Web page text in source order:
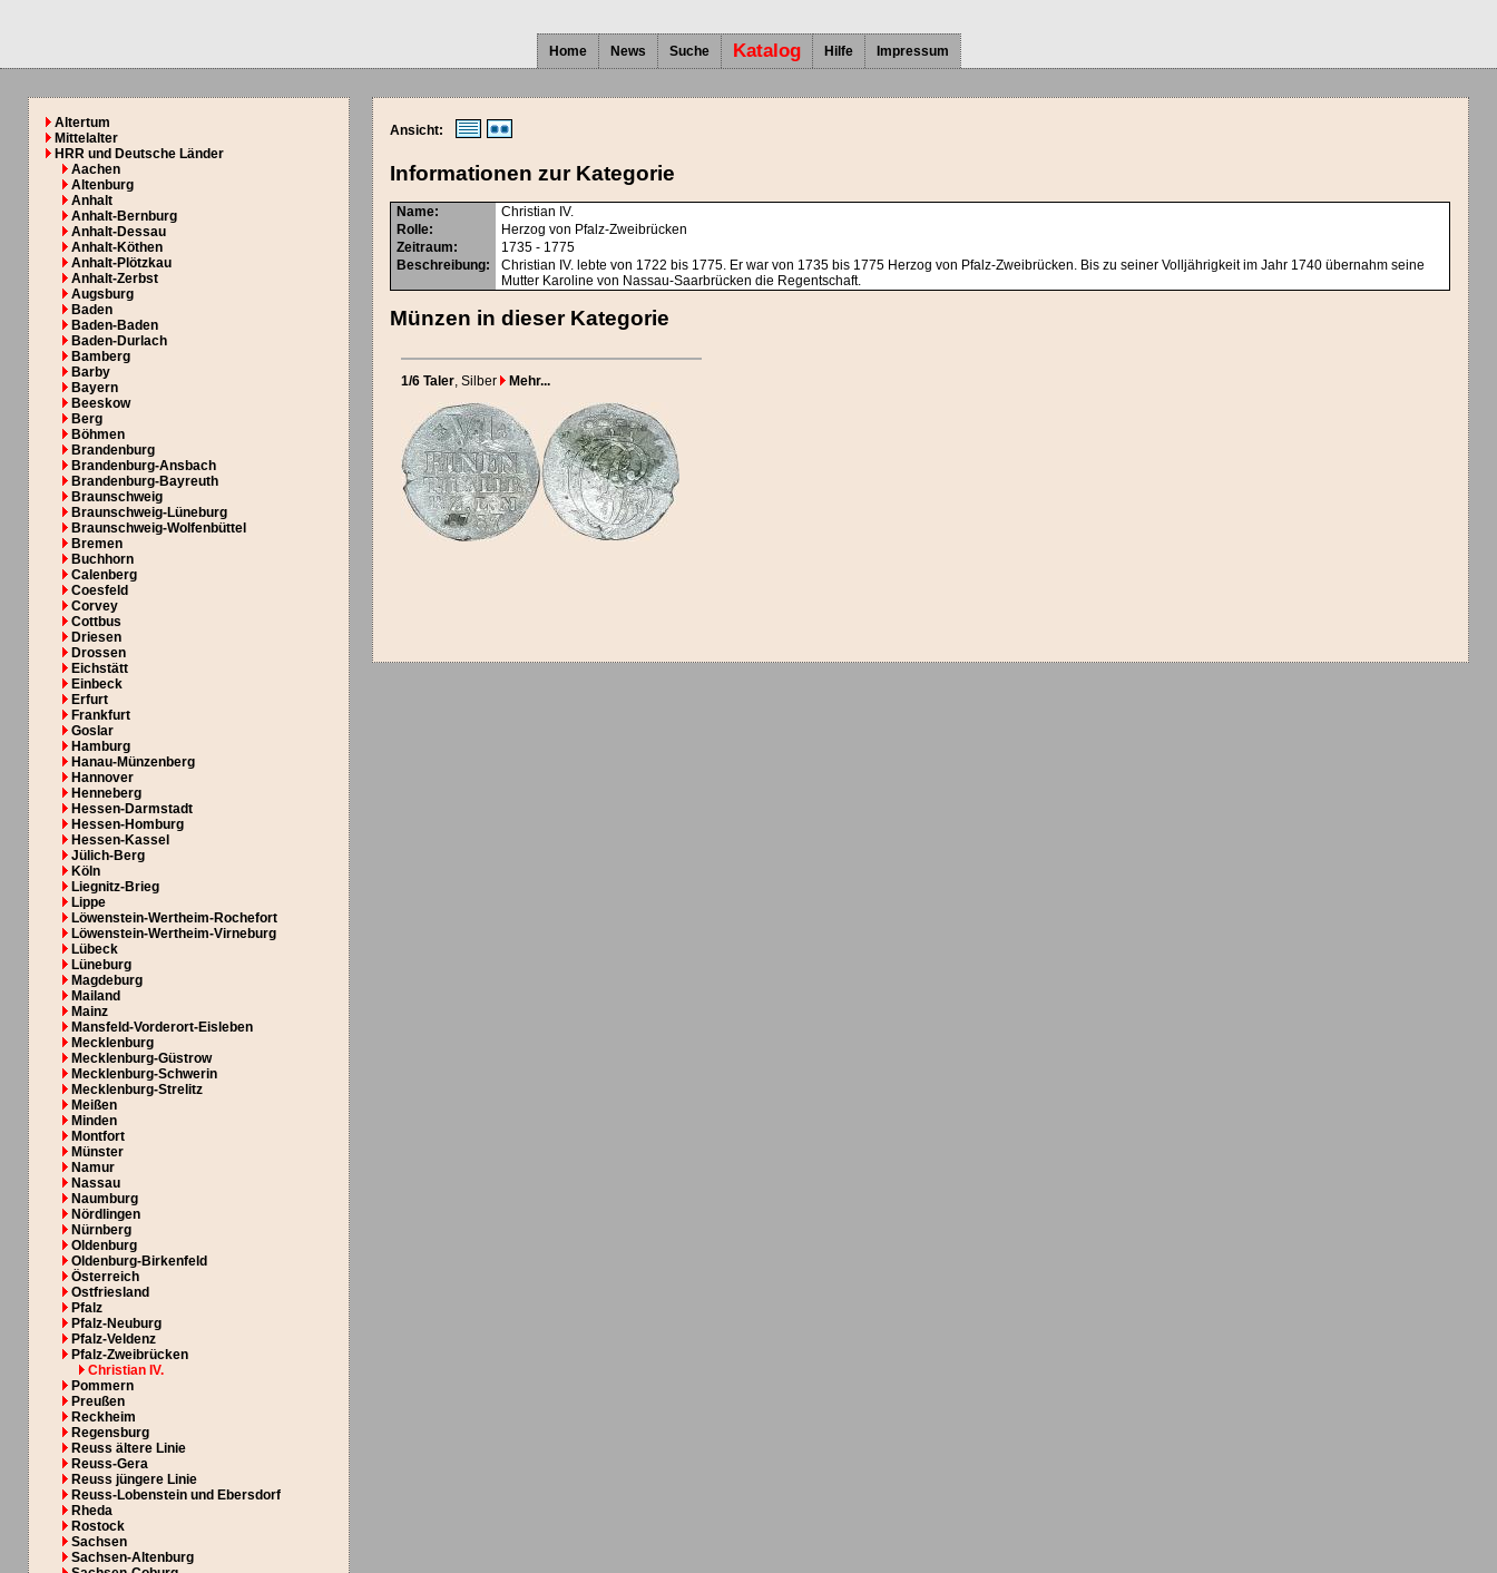
Home News Suche Katalog Hilfe Impressum
Altertum
Mittelalter
HRR und Deutsche Länder
Aachen
Altenburg
Anhalt
Anhalt-Bernburg
Anhalt-Dessau
Anhalt-Köthen
Anhalt-Plötzkau
Anhalt-Zerbst
Augsburg
Baden
Baden-Baden
Baden-Durlach
Bamberg
Barby
Bayern
Beeskow
Berg
Böhmen
Brandenburg
Brandenburg-Ansbach
Brandenburg-Bayreuth
Braunschweig
Braunschweig-Lüneburg
Braunschweig-Wolfenbüttel
Bremen
Buchhorn
Calenberg
Coesfeld
Corvey
Cottbus
Driesen
Drossen
Eichstätt
Einbeck
Erfurt
Frankfurt
Goslar
Hamburg
Hanau-Münzenberg
Hannover
Henneberg
Hessen-Darmstadt
Hessen-Homburg
Hessen-Kassel
Jülich-Berg
Köln
Liegnitz-Brieg
Lippe
Löwenstein-Wertheim-Rochefort
Löwenstein-Wertheim-Virneburg
Lübeck
Lüneburg
Magdeburg
Mailand
Mainz
Mansfeld-Vorderort-Eisleben
Mecklenburg
Mecklenburg-Güstrow
Mecklenburg-Schwerin
Mecklenburg-Strelitz
Meißen
Minden
Montfort
Münster
Namur
Nassau
Naumburg
Nördlingen
Nürnberg
Oldenburg
Oldenburg-Birkenfeld
Österreich
Ostfriesland
Pfalz
Pfalz-Neuburg
Pfalz-Veldenz
Pfalz-Zweibrücken
Christian IV.
Pommern
Preußen
Reckheim
Regensburg
Reuss ältere Linie
Reuss-Gera
Reuss jüngere Linie
Reuss-Lobenstein und Ebersdorf
Rheda
Rostock
Sachsen
Sachsen-Altenburg
Ansicht:
Informationen zur Kategorie
Name:
Christian IV.
Rolle:
Herzog von Pfalz-Zweibrücken
Zeitraum:
1735 - 1775
Beschreibung:
Christian IV. lebte von 1722 bis 1775. Er war von 1735 bis 1775 Herzog von Pfalz-Zweibrücken. Bis zu seiner Volljährigkeit im Jahr 1740 übernahm seine
Mutter Karoline von Nassau-Saarbrücken die Regentschaft.
Münzen in dieser Kategorie
1/6 Taler, Silber Mehr...